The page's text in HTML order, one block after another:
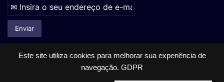
Este site utiliza cookies para melhorar sua experiência de
navegação. GDPR
© Copyright 2026, Todos os direitos reservados |